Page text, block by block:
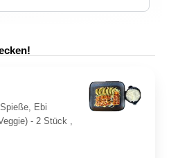
Ebi
- 2 Stück ,